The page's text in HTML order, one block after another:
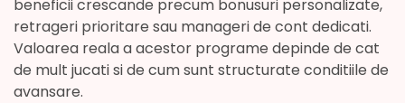
beneficii crescande precum bonusuri personalizate,
retrageri prioritare sau manageri de cont dedicati.
Valoarea reala a acestor programe depinde de cat
de mult jucati si de cum sunt structurate conditiile de
avansare.